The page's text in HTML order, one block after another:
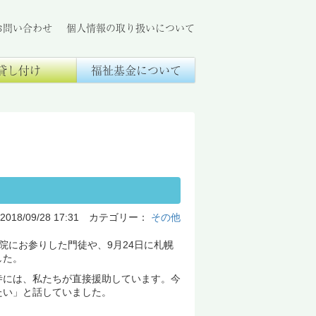
問い合わせ 個人情報の取り扱いについて
し付け 福祉基金について
2018/09/28 17:31 カテゴリー： その他
お参りした門徒や、9月24日に札幌
。
は、私たちが直接援助しています。今
」と話していました。